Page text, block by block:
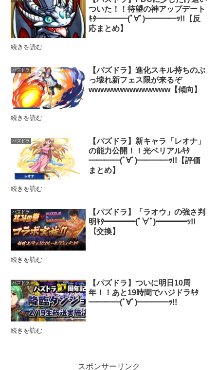
ついた！！待望の神アップデート
ｷﾀ━━━━(ﾟ∀ﾟ)━━━━ｯ!!【反
応まとめ】
続きを読む
パズドラ
【パズドラ】進化スキル持ちのぶ
っ壊れ新フェス限が来るぞ
wwwwwwwwwwwwww【傾向】
続きを読む
パズドラ
【パズドラ】新キャラ「レオナ」
の能力公開！！光ベリアルｷﾀ
━━━━(ﾟ∀ﾟ)━━━━ｯ!!【評価
まとめ】
続きを読む
パズドラ
【パズドラ】「ラオウ」の強さ判
明ｷﾀ━━━━(ﾟ∀ﾟ)━━━━ｯ!!
【交換】
続きを読む
パズドラ
【パズドラ】ついに明日10周
年！！あと19時間でハジドラｷﾀ
━━━━(ﾟ∀ﾟ)━━━━ｯ!!
続きを読む
スポンサーリンク